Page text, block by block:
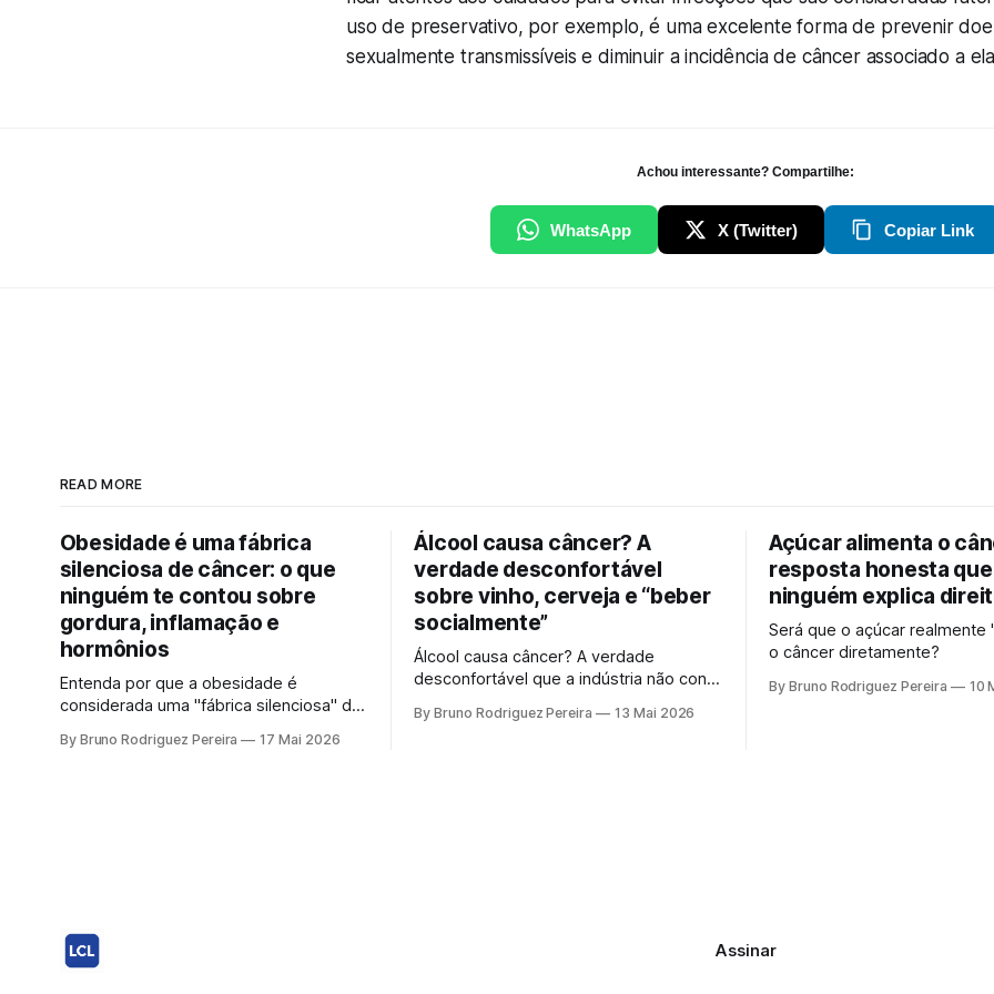
uso de preservativo, por exemplo, é uma excelente forma de prevenir
sexualmente transmissíveis e diminuir a incidência de câncer associado a
Achou interessante? Compartilhe:
WhatsApp X (Twitter) Copiar Link
READ MORE
Obesidade é uma fábrica
silenciosa de câncer: o que
ninguém te contou sobre
gordura, inflamação e
hormônios
Entenda por que a obesidade é
considerada uma "fábrica silenciosa" de
ciência por trás da gordura visceral,
By Bruno Rodriguez Pereira 17 Mai 2026
Álcool causa câncer? A
verdade desconfortável
sobre vinho, cerveja e “beber
socialmente”
Álcool causa câncer? A verdade
desconfortável que a indústria não conta
socialmente". Entenda o mecanismo
By Bruno Rodriguez Pereira 13 Mai 2026
Açúcar alimenta o
resposta honesta
ninguém explica
Será que o açúcar realmente
o câncer diretamente?
By Bruno Rodriguez Pereira 10
Assinar